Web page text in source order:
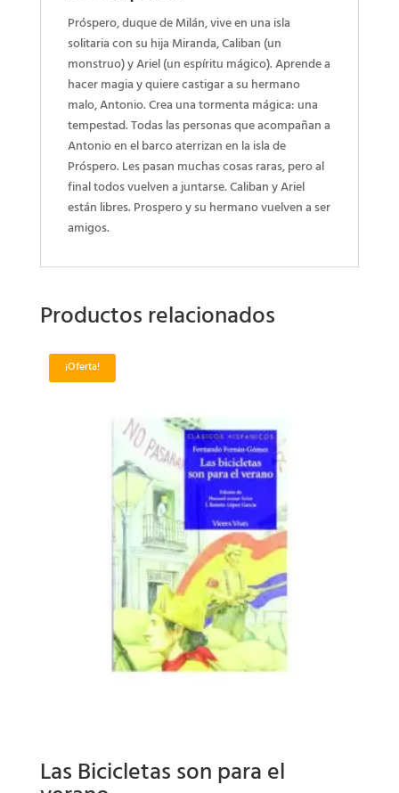
Próspero, duque de Milán, vive en una isla
solitaria con su hija Miranda, Caliban (un
monstruo) y Ariel (un espíritu mágico). Aprende a
hacer magia y quiere castigar a su hermano
malo, Antonio. Crea una tormenta mágica: una
tempestad. Todas las personas que acompañan a
Antonio en el barco aterrizan en la isla de
Próspero. Les pasan muchas cosas raras, pero al
final todos vuelven a juntarse. Caliban y Ariel
están libres. Prospero y su hermano vuelven a ser
amigos.
Productos relacionados
¡Oferta!
Las Bicicletas son para el